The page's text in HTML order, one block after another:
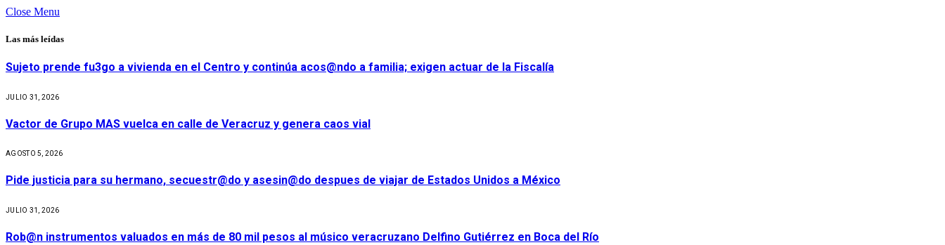
Close Menu
Las más leídas
Sujeto prende fu3go a vivienda en el Centro y continúa acos@ndo a familia; exigen actuar de la Fiscalía
JULIO 31, 2026
Vactor de Grupo MAS vuelca en calle de Veracruz y genera caos vial
AGOSTO 5, 2026
Pide justicia para su hermano, secuestr@do y asesin@do despues de viajar de Estados Unidos a México
JULIO 31, 2026
Rob@n instrumentos valuados en más de 80 mil pesos al músico veracruzano Delfino Gutiérrez en Boca del Río